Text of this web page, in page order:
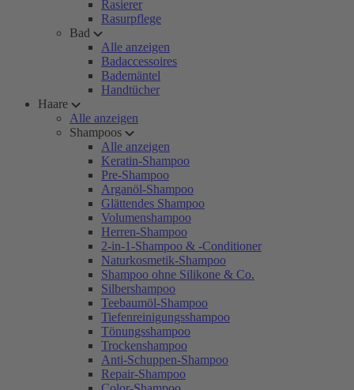
Rasierer
Rasurpflege
Bad
Alle anzeigen
Badaccessoires
Bademäntel
Handtücher
Haare
Alle anzeigen
Shampoos
Alle anzeigen
Keratin-Shampoo
Pre-Shampoo
Arganöl-Shampoo
Glättendes Shampoo
Volumenshampoo
Herren-Shampoo
2-in-1-Shampoo & -Conditioner
Naturkosmetik-Shampoo
Shampoo ohne Silikone & Co.
Silbershampoo
Teebaumöl-Shampoo
Tiefenreinigungsshampoo
Tönungsshampoo
Trockenshampoo
Anti-Schuppen-Shampoo
Repair-Shampoo